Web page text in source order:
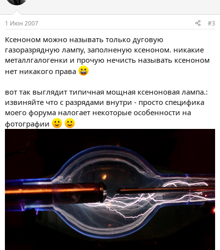
1 Июн 2007 #3
Ксеноном можно называть только дуговую
газоразрядную лампу, заполненую ксеноном. никакие
металлгалогенки и прочую нечисть называть ксеноном
нет никакого права
вот так выглядит типичная мощная ксеноновая лампа.:
извиняйте что с разрядами внутри - просто специфика
моего форума налогает некоторые особенности на
фотографии